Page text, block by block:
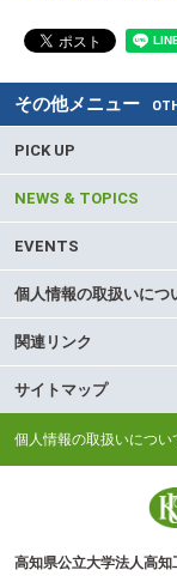
その他メニュー
PICK UP
NEWS & TOPICS
EVENTS
個人情報の取扱いにつ
関連リンク
サイトマップ
個人情報の取扱いについ
高知県公立大学法人高知